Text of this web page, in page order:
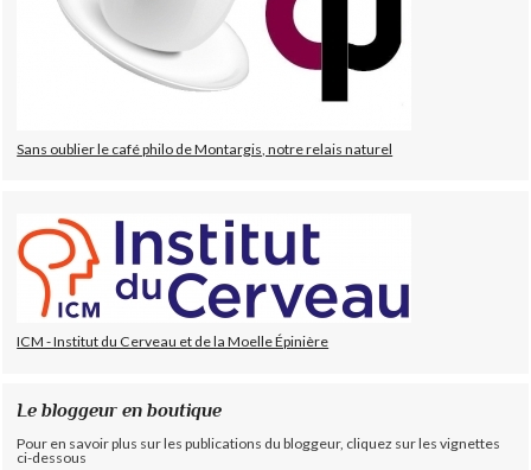
Sans oublier le café philo de Montargis, notre relais naturel
ICM - Institut du Cerveau et de la Moelle Épinière
Le bloggeur en boutique
Pour en savoir plus sur les publications du bloggeur, cliquez sur les vignettes
ci-dessous